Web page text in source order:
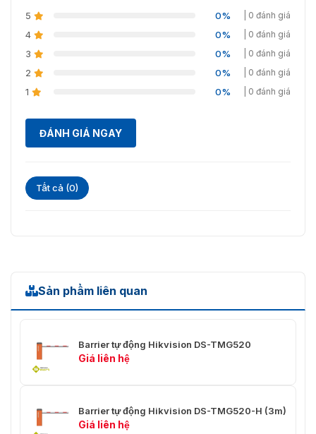
5 0% | 0 đánh giá
4 0% | 0 đánh giá
3 0% | 0 đánh giá
2 0% | 0 đánh giá
1 0% | 0 đánh giá
ĐÁNH GIÁ NGAY
Tất cả (0)
Sản phẩm liên quan
Barrier tự động Hikvision DS-TMG520
Giá liên hệ
Barrier tự động Hikvision DS-TMG520-H (3m)
Giá liên hệ